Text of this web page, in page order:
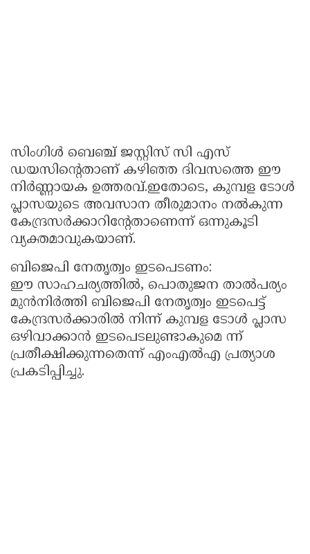
സിംഗിൾ ബെഞ്ച് ജസ്റ്റിസ് സി എസ്
ഡയസിന്റെതാണ് കഴിഞ്ഞ ദിവസത്തെ ഈ
നിർണ്ണായക ഉത്തരവ്.ഇതോടെ, കുമ്പള ടോൾ
പ്ലാസയുടെ അവസാന തീരുമാനം നൽകുന്ന
കേന്ദ്രസർക്കാറിന്റേതാണെന്ന് ഒന്നുകൂടി
വ്യക്തമാവുകയാണ്.
ബിജെപി നേതൃത്വം ഇടപെടണം:
ഈ സാഹചര്യത്തിൽ, പൊതുജന താൽപര്യം
മുൻനിർത്തി ബിജെപി നേതൃത്വം ഇടപെട്ട്
കേന്ദ്രസർക്കാരിൽ നിന്ന് കുമ്പള ടോൾ പ്ലാസ
ഒഴിവാക്കാൻ ഇടപെടലുണ്ടാകുമെ ന്ന്
പ്രതീക്ഷിക്കുന്നതെന്ന് എംഎൽഎ പ്രത്യാശ
പ്രകടിപ്പിച്ചു.